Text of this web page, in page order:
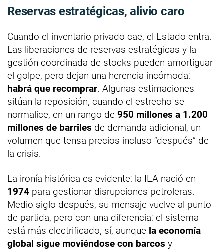
Reservas estratégicas, alivio caro
Cuando el inventario privado cae, el Estado entra.
Las liberaciones de reservas estratégicas y la
gestión coordinada de stocks pueden amortiguar
el golpe, pero dejan una herencia incómoda:
habrá que recomprar. Algunas estimaciones
sitúan la reposición, cuando el estrecho se
normalice, en un rango de 950 millones a 1.200
millones de barriles de demanda adicional, un
volumen que tensa precios incluso “después” de
la crisis.
La ironía histórica es evidente: la IEA nació en
1974 para gestionar disrupciones petroleras.
Medio siglo después, su mensaje vuelve al punto
de partida, pero con una diferencia: el sistema
está más electrificado, sí, aunque la economía
global sigue moviéndose con barcos y